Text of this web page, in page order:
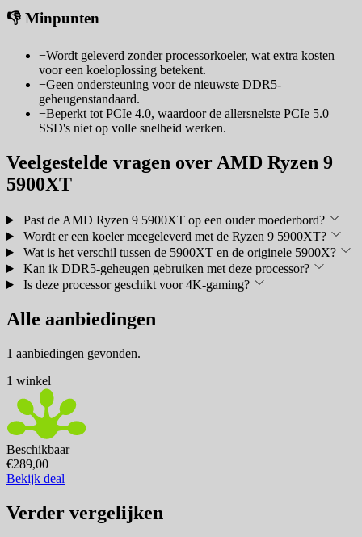
👎 Minpunten
−Wordt geleverd zonder processorkoeler, wat extra kosten
voor een koeloplossing betekent.
−Geen ondersteuning voor de nieuwste DDR5-
geheugenstandaard.
−Beperkt tot PCIe 4.0, waardoor de allersnelste PCIe 5.0
SSD's niet op volle snelheid werken.
Veelgestelde vragen over AMD Ryzen 9
5900XT
Past de AMD Ryzen 9 5900XT op een ouder moederbord?
Wordt er een koeler meegeleverd met de Ryzen 9 5900XT?
Wat is het verschil tussen de 5900XT en de originele 5900X?
Kan ik DDR5-geheugen gebruiken met deze processor?
Is deze processor geschikt voor 4K-gaming?
Alle aanbiedingen
1 aanbiedingen gevonden.
1 winkel
Beschikbaar
€289,00
Bekijk deal
Verder vergelijken